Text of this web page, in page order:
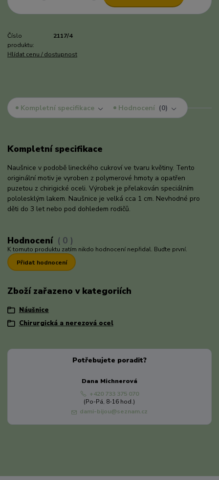
Číslo
produktu:
2117/4
Hlídat cenu / dostupnost
Kompletní specifikace Hodnocení 0
Kompletní specifikace
Naušnice v podobě lineckého cukroví ve tvaru květiny. Tento
originální motiv je vyroben z polymerové hmoty a opatřen
puzetou z chirigické oceli. Výrobek je přelakován speciálním
pololesklým lakem. Naušnice je velká cca 1 cm. Nevhodné pro
děti do 3 let nebo pod dohledem rodičů.
Hodnocení 0
K tomuto produktu zatím nikdo hodnocení nepřidal. Buďte první.
Přidat hodnocení
Zboží zařazeno v kategoriích
Náušnice
Chirurgická a nerezová ocel
Potřebujete poradit?
Dana Michnerová
+420 733 375 070
(Po-Pá, 8-16 hod.)
dami-bijou@seznam.cz